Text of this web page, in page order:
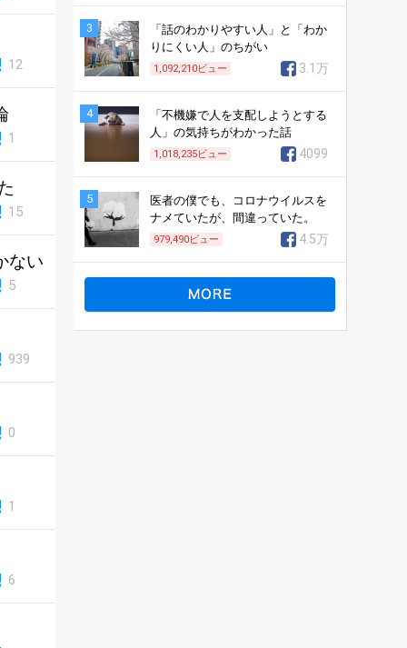
12
1
15
ない
5
939
0
1
6
3
「話のわかりやすい人」と「わか
りにくい人」のちがい
1,092,210ビュー 3.1万
4
「不機嫌で人を支配しようとする
人」の気持ちがわかった話
1,018,235ビュー 4099
5
医者の僕でも、コロナウイルスを
ナメていたが、間違っていた。
979,490ビュー 4.5万